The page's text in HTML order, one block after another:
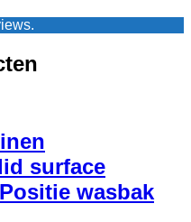
surface
wasbak